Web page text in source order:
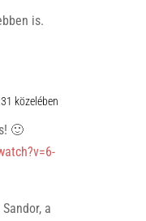
is.
közelében
🙂
a